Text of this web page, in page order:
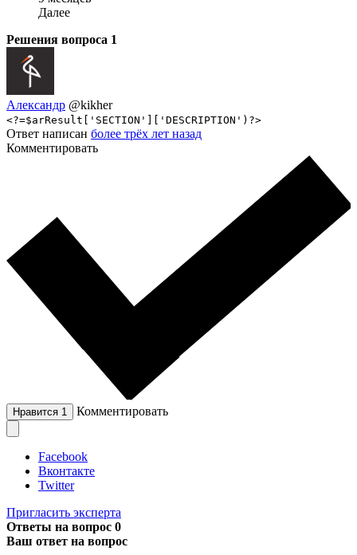
Далее
Решения вопроса 1
Александр @kikher
<?=$arResult['SECTION']['DESCRIPTION')?>
Ответ написан более трёх лет назад
Комментировать
Нравится 1 Комментировать
Facebook
Вконтакте
Twitter
Пригласить эксперта
Ответы на вопрос 0
Ваш ответ на вопрос